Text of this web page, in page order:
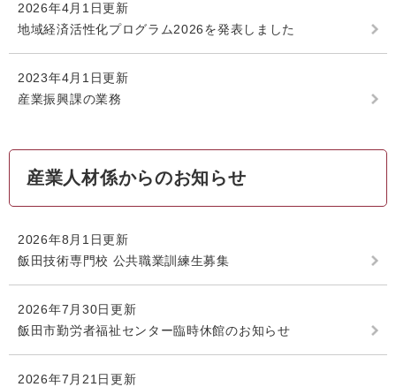
2026年4月1日更新
地域経済活性化プログラム2026を発表しました
2023年4月1日更新
産業振興課の業務
産業人材係からのお知らせ
2026年8月1日更新
飯田技術専門校 公共職業訓練生募集
2026年7月30日更新
飯田市勤労者福祉センター臨時休館のお知らせ
2026年7月21日更新